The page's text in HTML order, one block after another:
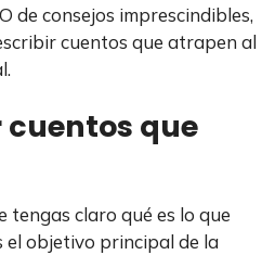
de consejos imprescindibles,
cuentos que atrapen al
cuentos que
tengas claro qué es lo que
el objetivo principal de la